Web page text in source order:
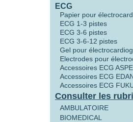
ECG
Papier pour
ECG 1-3 pistes
ECG 3-6 pistes
ECG 3-6-12 pistes
Gel pour
Electrodes pour
Accessoires ECG
Accessoires ECG
Accessoires ECG
Consulter les
AMBULATOIRE
BIOMEDICAL